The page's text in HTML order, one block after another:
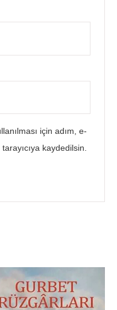
için adım, e-
kaydedilsin.